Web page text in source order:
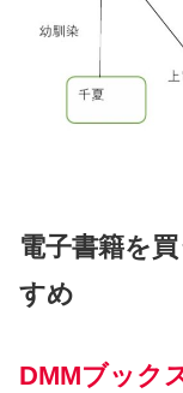
電子書籍を
すめ
DMMブック